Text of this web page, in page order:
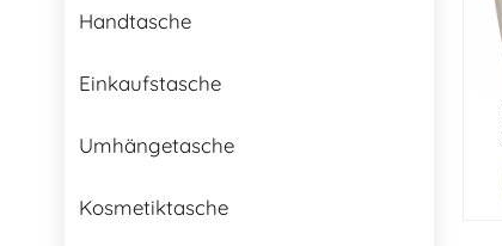
Handtasche
Einkaufstasche
Umhängetasche
Kosmetiktasche